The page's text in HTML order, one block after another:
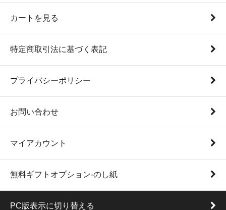
カートを見る
特定商取引法に基づく表記
プライバシーポリシー
お問い合わせ
マイアカウント
無料ギフトオプション-のし紙
PC版表示に切り替える